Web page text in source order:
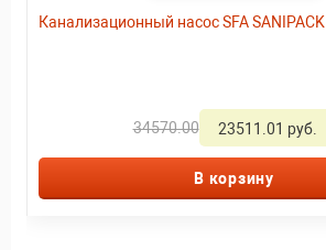
Канализационный насос SFA SANIPACK
34570.00 23511.01 руб.
В корзину